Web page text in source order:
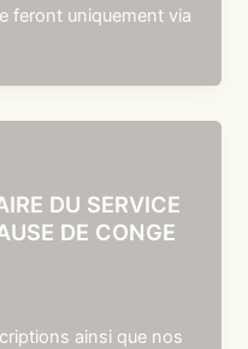
feront uniquement via
DU SERVICE
DE CONGE
ainsi que nos